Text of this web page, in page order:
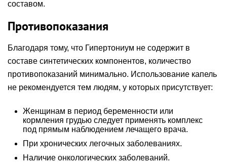
составом.
Противопоказания
Благодаря тому, что Гипертониум не содержит в
составе синтетических компонентов, количество
противопоказаний минимально. Использование капель
не рекомендуется тем людям, у которых присутствует:
Женщинам в период беременности или
кормления грудью следует применять комплекс
под прямым наблюдением лечащего врача.
При хронических легочных заболеваниях.
Наличие онкологических заболеваний.